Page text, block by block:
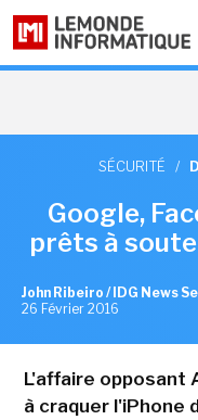
SÉCURITÉ /
Google,
prêts à
John Ribeiro / IDG News
26 Février 2016
L'affaire opposant
à craquer l'iPhone